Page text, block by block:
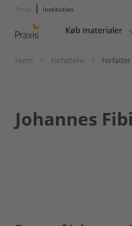
Privat Institution
Main
Køb materialer
Hjem / Forfattere / Forfatter
Johannes